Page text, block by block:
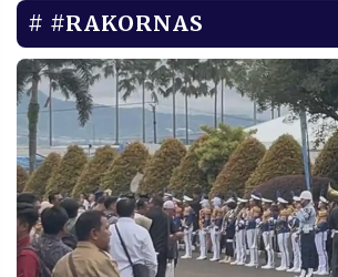
RUBRIKASI
EDITORIAL AKSARA
FINANSIA PERSONA
DAERAH NASIONAL
MANCA SPORT
INFORMASI
#RAKORNAS